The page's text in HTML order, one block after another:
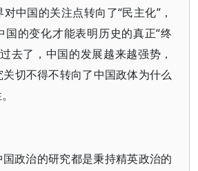
中国的关注点转向了“民主化”，
国的变化才能表明历史的真正“终
去了，中国的发展越来越强势，
切不得不转向了中国政体为什么
政治的研究都是秉持精英政治的